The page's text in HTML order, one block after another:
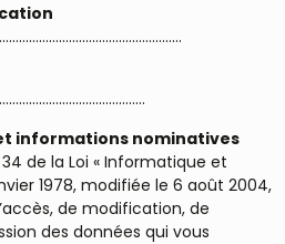
informations nominatives
de la Loi « Informatique et
1978, modifiée le 6 août 2004,
de modification, de
des données qui vous